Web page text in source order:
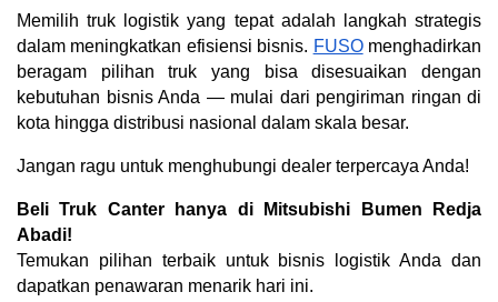
Memilih truk logistik yang tepat adalah langkah strategis
dalam meningkatkan efisiensi bisnis. FUSO menghadirkan
beragam pilihan truk yang bisa disesuaikan dengan
kebutuhan bisnis Anda — mulai dari pengiriman ringan di
kota hingga distribusi nasional dalam skala besar.
Jangan ragu untuk menghubungi dealer terpercaya Anda!
Beli Truk Canter hanya di Mitsubishi Bumen Redja
Abadi!
Temukan pilihan terbaik untuk bisnis logistik Anda dan
dapatkan penawaran menarik hari ini.